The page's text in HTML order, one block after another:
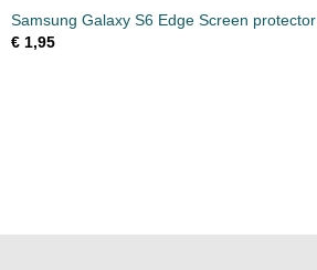
Samsung Galaxy S6 Edge Screen protector
€ 1,95